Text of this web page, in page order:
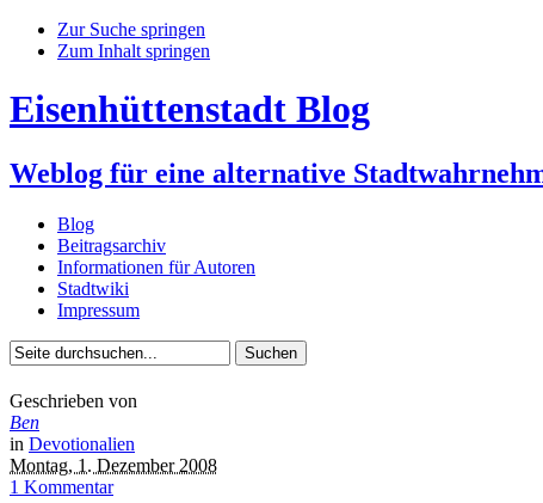
Zur Suche springen
Zum Inhalt springen
Eisenhüttenstadt Blog
Weblog für eine alternative
Blog
Beitragsarchiv
Informationen für Autoren
Stadtwiki
Impressum
Geschrieben von
Ben
in Devotionalien
Montag, 1. Dezember 2008
1 Kommentar